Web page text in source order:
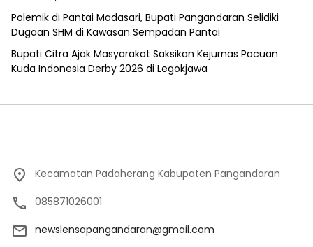
Polemik di Pantai Madasari, Bupati Pangandaran Selidiki
Dugaan SHM di Kawasan Sempadan Pantai
Bupati Citra Ajak Masyarakat Saksikan Kejurnas Pacuan
Kuda Indonesia Derby 2026 di Legokjawa
Kecamatan Padaherang Kabupaten Pangandaran
085871026001
newslensapangandaran@gmail.com